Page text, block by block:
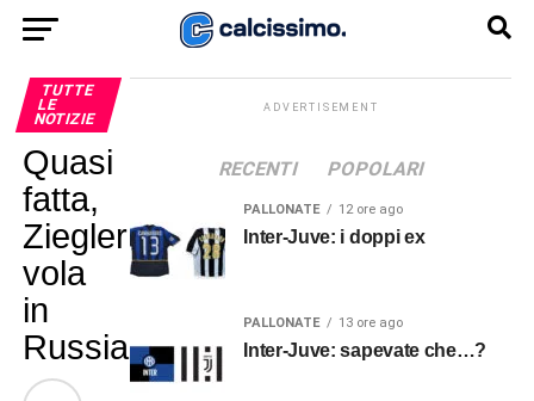
TUTTE
LE
NOTIZIE
Quasi
fatta,
Ziegler
vola
in
Russia
ADVERTISEMENT
RECENTI POPOLARI
PALLONATE 12 ore ago
Inter-Juve: i doppi ex
PALLONATE 13 ore ago
Inter-Juve: sapevate che…?